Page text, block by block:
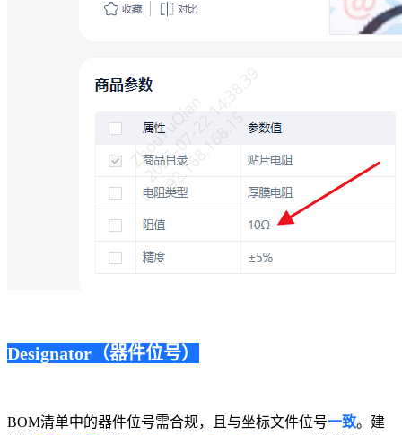
Designator（器件位号）
BOM清单中的器件位号需合规，且与坐标文件位号一致。建